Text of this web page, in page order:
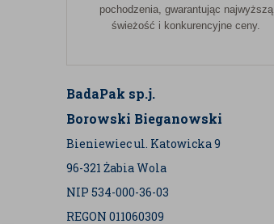
pochodzenia, gwarantując najwyższą
świeżość i konkurencyjne ceny.
BadaPak sp.j.
Borowski Bieganowski
Bieniewiec ul. Katowicka 9
96-321 Żabia Wola
NIP 534-000-36-03
REGON 011060309